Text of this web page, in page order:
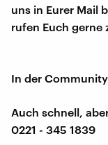
uns in Eurer Mail
rufen Euch gerne
In der
Auch schnell,
0221 - 345 1839